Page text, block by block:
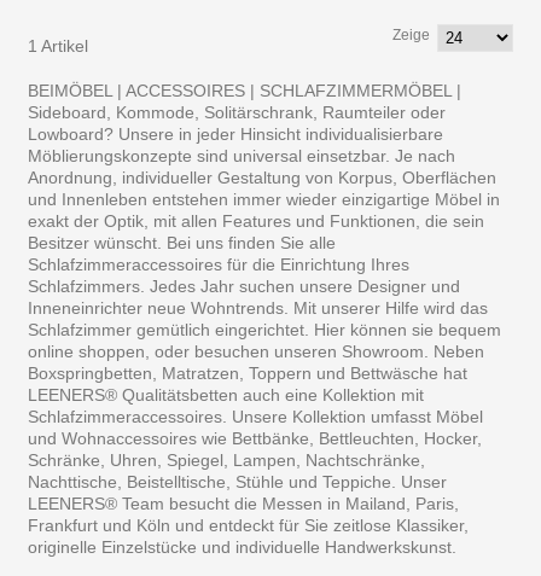
1 Artikel
Zeige
BEIMÖBEL | ACCESSOIRES | SCHLAFZIMMERMÖBEL |
Sideboard, Kommode, Solitärschrank, Raumteiler oder
Lowboard? Unsere in jeder Hinsicht individualisierbare
Möblierungskonzepte sind universal einsetzbar. Je nach
Anordnung, individueller Gestaltung von Korpus, Oberflächen
und Innenleben entstehen immer wieder einzigartige Möbel in
exakt der Optik, mit allen Features und Funktionen, die sein
Besitzer wünscht. Bei uns finden Sie alle
Schlafzimmeraccessoires für die Einrichtung Ihres
Schlafzimmers. Jedes Jahr suchen unsere Designer und
Inneneinrichter neue Wohntrends. Mit unserer Hilfe wird das
Schlafzimmer gemütlich eingerichtet. Hier können sie bequem
online shoppen, oder besuchen unseren Showroom. Neben
Boxspringbetten, Matratzen, Toppern und Bettwäsche hat
LEENERS® Qualitätsbetten auch eine Kollektion mit
Schlafzimmeraccessoires. Unsere Kollektion umfasst Möbel
und Wohnaccessoires wie Bettbänke, Bettleuchten, Hocker,
Schränke, Uhren, Spiegel, Lampen, Nachtschränke,
Nachttische, Beistelltische, Stühle und Teppiche. Unser
LEENERS® Team besucht die Messen in Mailand, Paris,
Frankfurt und Köln und entdeckt für Sie zeitlose Klassiker,
originelle Einzelstücke und individuelle Handwerkskunst.